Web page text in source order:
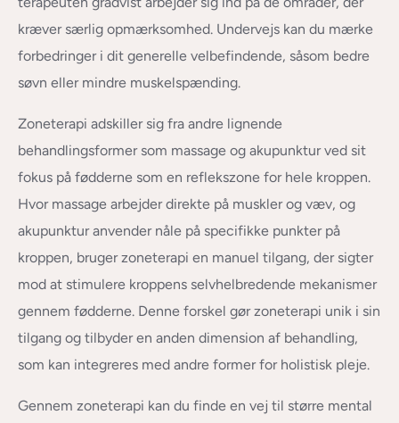
kræver særlig opmærksomhed. Undervejs kan du mærke
forbedringer i dit generelle velbefindende, såsom bedre
søvn eller mindre muskelspænding.
Zoneterapi adskiller sig fra andre lignende
behandlingsformer som massage og akupunktur ved sit
fokus på fødderne som en reflekszone for hele kroppen.
Hvor massage arbejder direkte på muskler og væv, og
akupunktur anvender nåle på specifikke punkter på
kroppen, bruger zoneterapi en manuel tilgang, der sigter
mod at stimulere kroppens selvhelbredende mekanismer
gennem fødderne. Denne forskel gør zoneterapi unik i sin
tilgang og tilbyder en anden dimension af behandling,
som kan integreres med andre former for holistisk pleje.
Gennem zoneterapi kan du finde en vej til større mental